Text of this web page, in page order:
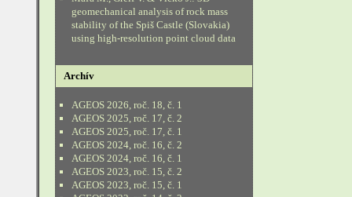
geomechanical analysis of rock mass
stability of the Spiš Castle (Slovakia)
using high-resolution point cloud data
Archív
AGEOS 2026, roč. 18, č. 1
AGEOS 2025, roč. 17, č. 2
AGEOS 2025, roč. 17, č. 1
AGEOS 2024, roč. 16, č. 2
AGEOS 2024, roč. 16, č. 1
AGEOS 2023, roč. 15, č. 2
AGEOS 2023, roč. 15, č. 1